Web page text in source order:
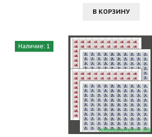
В КОРЗИНУ
Наличие: 1